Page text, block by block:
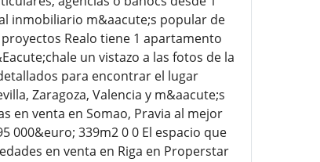
inmobiliario m&aacute;s popular de
Realo tiene 1 apartamento
un vistazo a las fotos de la
para encontrar el lugar
Zaragoza, Valencia y m&aacute;s
en venta en Somao, Pravia al mejor
000&euro; 339m2 0 0 El espacio que
en venta en Riga en Properstar